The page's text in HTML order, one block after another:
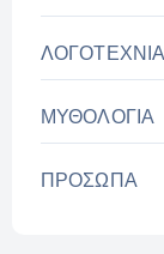
ΛΟΓΟΤΕΧΝΙΑ
ΜΥΘΟΛΟΓΙΑ
ΠΡΟΣΩΠΑ